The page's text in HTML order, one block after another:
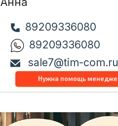
89209336080
89209336080
sale7@tim-com.ru